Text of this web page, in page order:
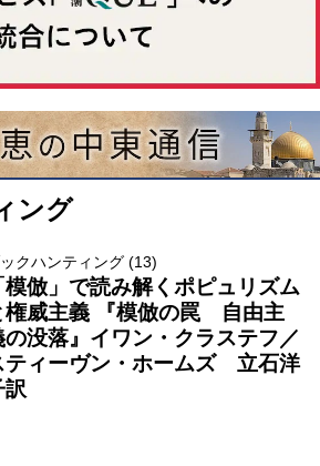
ング
クハンティング (13)
模倣」で読み解くポピュリズム
権威主義 『模倣の罠 自由主
の没落』イワン・クラステフ／
ティーヴン・ホームズ 立石洋
訳